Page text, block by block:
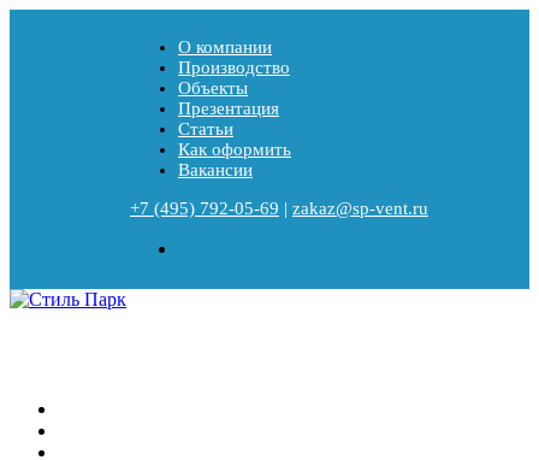
О компании
Производство
Объекты
Презентация
Статьи
Как оформить
Вакансии
+7 (495) 792-05-69 | zakaz@sp-vent.ru